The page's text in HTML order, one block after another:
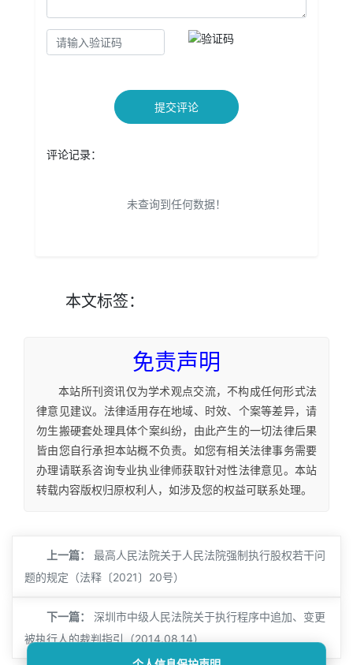
提交评论
评论记录：
未查询到任何数据！
本文标签：
免责声明
本站所刊资讯仅为学术观点交流，不构成任何形式法
律意见建议。法律适用存在地域、时效、个案等差异，请
勿生搬硬套处理具体个案纠纷，由此产生的一切法律后果
皆由您自行承担本站概不负责。如您有相关法律事务需要
办理请联系咨询专业执业律师获取针对性法律意见。本站
转载内容版权归原权利人，如涉及您的权益可联系处理。
上一篇：
最高人民法院关于人民法院强制执行股权若干问
题的规定（法释〔2021〕20号）
下一篇：
深圳市中级人民法院关于执行程序中追加、变更
被执行人的裁判指引（2014.08.14）